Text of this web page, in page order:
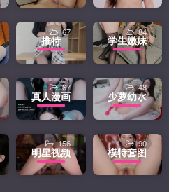
推特
67
学生嫩妹
84
真人漫画
67
少萝幼水
48
明星视频
156
模特套图
90